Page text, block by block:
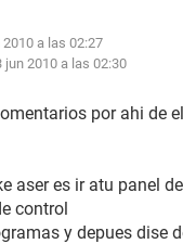
2010 a las 02:27
jun 2010 a las 02:30
por ahi de
aser es ir atu panel
control
y depues dise